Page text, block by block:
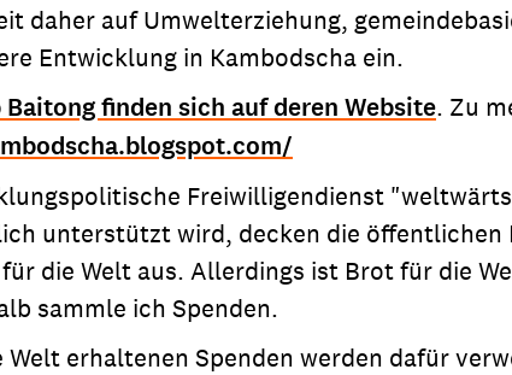
daher auf Umwelterziehung,
Entwicklung in Kambodscha ein.
Baitong finden sich auf deren Website. Zu
Freiwilligendienst
unterstützt wird, decken die
die Welt aus. Allerdings ist Brot für die
sammle ich Spenden.
Welt erhaltenen Spenden werden dafür